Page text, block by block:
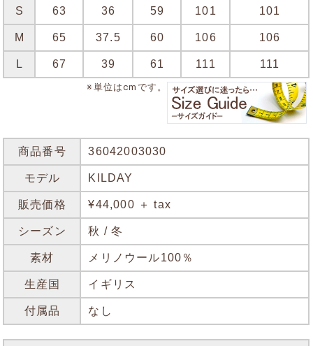
S 63 36 59 101 101
M 65 37.5 60 106 106
L 67 39 61 111 111
※単位はcmです。
商品番号 36042003030
モデル KILDAY
販売価格 ¥44,000 ＋ tax
シーズン 秋 / 冬
素材 メリノウール100％
生産国 イギリス
付属品 なし